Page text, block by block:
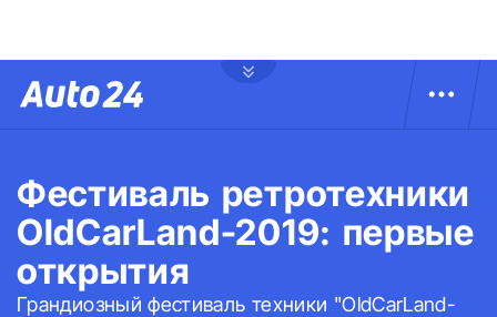
Фестиваль ретротехники
OldCarLand-2019: первые
открытия
Грандиозный фестиваль техники "OldCarLand-